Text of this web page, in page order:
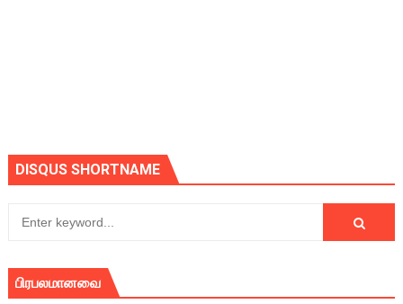
DISQUS SHORTNAME
பிரபலமானவை